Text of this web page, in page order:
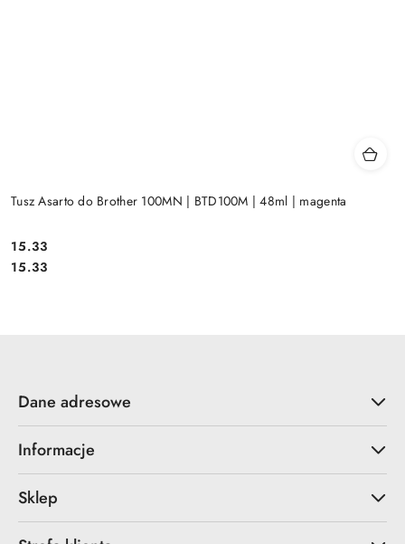
Tusz Asarto do Brother 100MN | BTD100M | 48ml | magenta
Cena:
15.33
Cena:
15.33
Dane adresowe
Informacje
Sklep